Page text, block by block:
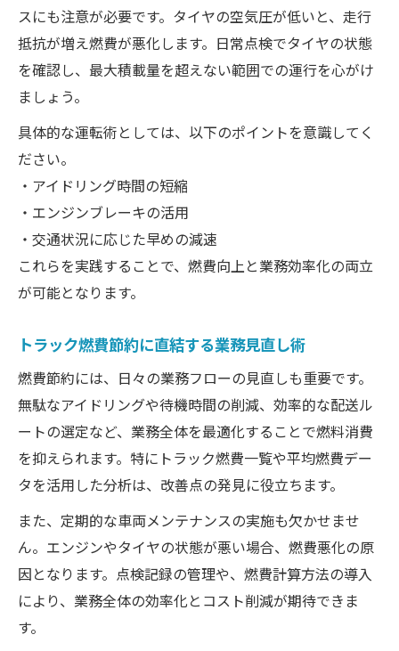
スにも注意が必要です。タイヤの空気圧が低いと、走行
抵抗が増え燃費が悪化します。日常点検でタイヤの状態
を確認し、最大積載量を超えない範囲での運行を心がけ
ましょう。
具体的な運転術としては、以下のポイントを意識してく
ださい。
・アイドリング時間の短縮
・エンジンブレーキの活用
・交通状況に応じた早めの減速
これらを実践することで、燃費向上と業務効率化の両立
が可能となります。
トラック燃費節約に直結する業務見直し術
燃費節約には、日々の業務フローの見直しも重要です。
無駄なアイドリングや待機時間の削減、効率的な配送ル
ートの選定など、業務全体を最適化することで燃料消費
を抑えられます。特にトラック燃費一覧や平均燃費デー
タを活用した分析は、改善点の発見に役立ちます。
また、定期的な車両メンテナンスの実施も欠かせませ
ん。エンジンやタイヤの状態が悪い場合、燃費悪化の原
因となります。点検記録の管理や、燃費計算方法の導入
により、業務全体の効率化とコスト削減が期待できま
す。